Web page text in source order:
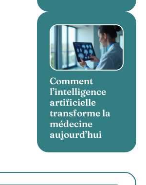
Comment
l’intelligence
artificielle
transforme la
médecine
aujourd’hui